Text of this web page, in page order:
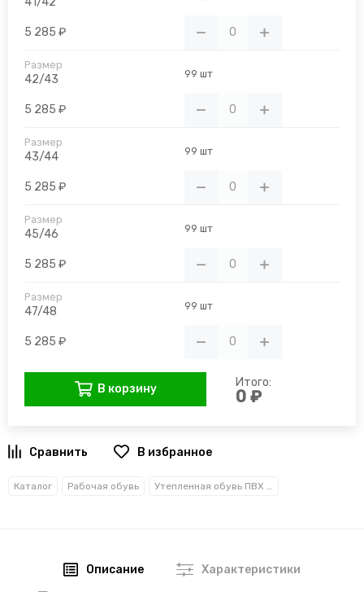
5 285 ₽
42/43 99 шт
5 285 ₽
43/44 99 шт
5 285 ₽
45/46 99 шт
5 285 ₽
47/48 99 шт
5 285 ₽
В корзину Итого:
0 ₽
В избранное
Каталог Рабочая обувь Утепленная обувь ПВХ и ЭВА
Описание Характеристики